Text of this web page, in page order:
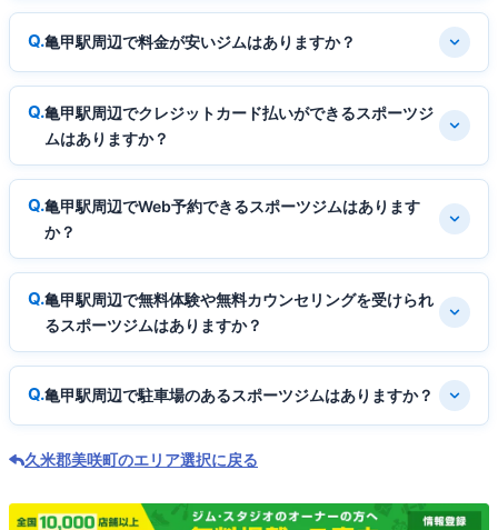
亀甲駅周辺で料金が安いジムはありますか？
亀甲駅周辺でクレジットカード払いができるスポーツジ
ムはありますか？
亀甲駅周辺でWeb予約できるスポーツジムはあります
か？
亀甲駅周辺で無料体験や無料カウンセリングを受けられ
るスポーツジムはありますか？
亀甲駅周辺で駐車場のあるスポーツジムはありますか？
久米郡美咲町のエリア選択に戻る